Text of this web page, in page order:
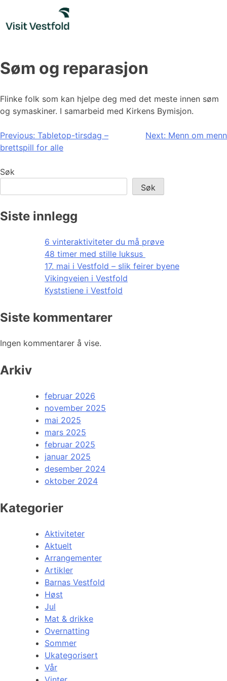
content
Søm og reparasjon
Flinke folk som kan hjelpe deg med det meste innen søm
og symaskiner. I samarbeid med Kirkens Bymisjon.
Innleggsnavigasjon
Previous: Tabletop-tirsdag –
brettspill for alle
Next: Menn om menn
Søk
Søk
Siste innlegg
6 vinteraktiviteter du må prøve
48 timer med stille luksus
17. mai i Vestfold – slik feirer byene
Vikingveien i Vestfold
Kyststiene i Vestfold
Siste kommentarer
Ingen kommentarer å vise.
Arkiv
februar 2026
november 2025
mai 2025
mars 2025
februar 2025
januar 2025
desember 2024
oktober 2024
Kategorier
Aktiviteter
Aktuelt
Arrangementer
Artikler
Barnas Vestfold
Høst
Jul
Mat & drikke
Overnatting
Sommer
Ukategorisert
Vår